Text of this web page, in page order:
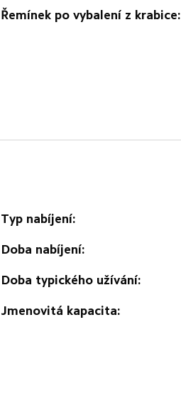
Řemínek po vybalení z krabice:
Typ nabíjení:
Doba nabíjení:
Doba typického užívání:
Jmenovitá kapacita: